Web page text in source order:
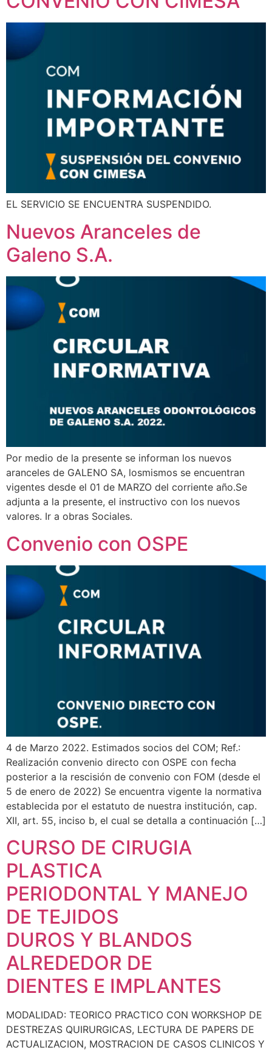
EL SERVICIO SE ENCUENTRA SUSPENDIDO.
Nuevos Aranceles de
Galeno S.A.
Por medio de la presente se informan los nuevos
aranceles de GALENO SA, losmismos se encuentran
vigentes desde el 01 de MARZO del corriente año.Se
adjunta a la presente, el instructivo con los nuevos
valores. Ir a obras Sociales.
Convenio con OSPE
4 de Marzo 2022. Estimados socios del COM; Ref.:
Realización convenio directo con OSPE con fecha
posterior a la rescisión de convenio con FOM (desde el
5 de enero de 2022) Se encuentra vigente la normativa
establecida por el estatuto de nuestra institución, cap.
XII, art. 55, inciso b, el cual se detalla a continuación […]
CURSO DE CIRUGIA
PLASTICA
PERIODONTAL Y MANEJO
DE TEJIDOS
DUROS Y BLANDOS
ALREDEDOR DE
DIENTES E IMPLANTES
MODALIDAD: TEORICO PRACTICO CON WORKSHOP DE
DESTREZAS QUIRURGICAS, LECTURA DE PAPERS DE
ACTUALIZACION, MOSTRACION DE CASOS CLINICOS Y